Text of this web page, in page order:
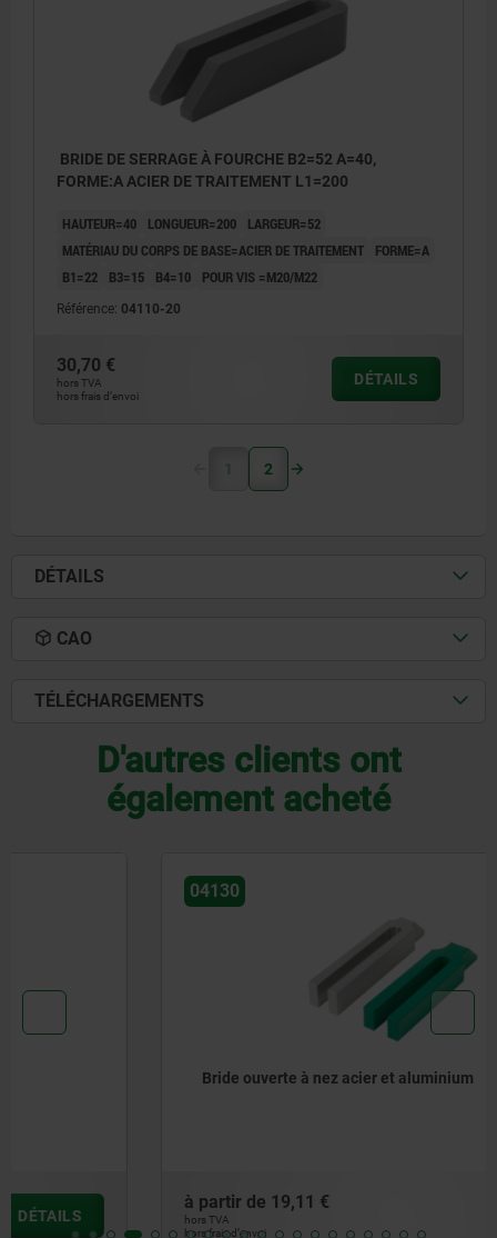
BRIDE DE SERRAGE À FOURCHE B2=52 A=40,
FORME:A ACIER DE TRAITEMENT L1=200
HAUTEUR=40 LONGUEUR=200
LARGEUR=52
MATÉRIAU DU CORPS DE BASE=ACIER DE TRAITEMENT
FORME=A
B1=22
B3=15 B4=10 POUR VIS =M20/M22
Référence: 04110-20
30,70 €
hors TVA
hors frais d’envoi
DÉTAILS
1 2
DÉTAILS
CAO
TÉLÉCHARGEMENTS
D'autres clients ont
également acheté
Bride ouverte à nez acier et aluminium
à partir de
hors TVA
hors frais d’envoi